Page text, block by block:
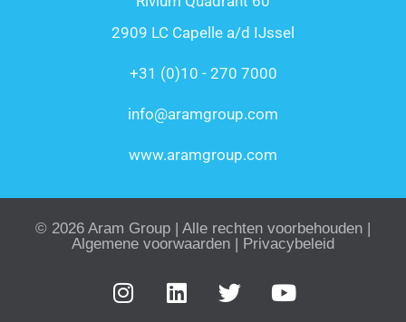
2909 LC Capelle a/d IJssel
+31 (0)10 - 270 7000
info@aramgroup.com
www.aramgroup.com
© 2026 Aram Group | Alle rechten voorbehouden |
Algemene voorwaarden | Privacybeleid